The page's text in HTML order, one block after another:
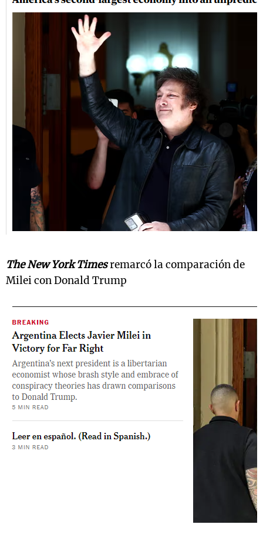
The New York Timesremarcó la comparación de
Milei con Donald Trump